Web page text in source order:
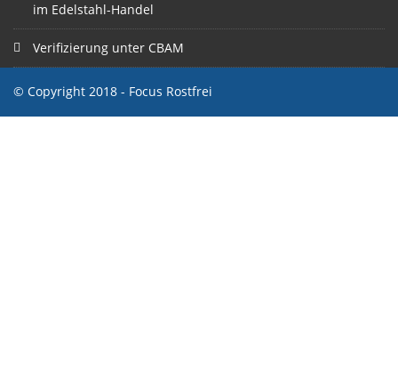
im Edelstahl-Handel
Verifizierung unter CBAM
© Copyright 2018 - Focus Rostfrei